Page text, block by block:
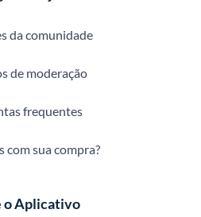
da comunidade
de moderação
frequentes
com sua compra?
o Aplicativo